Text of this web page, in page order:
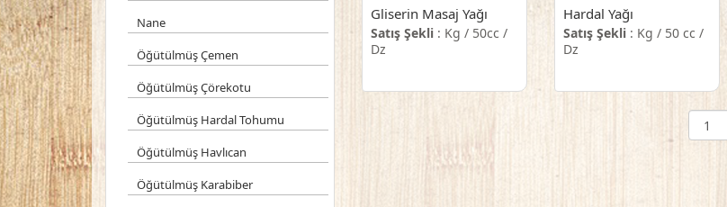
Nane
Öğütülmüş Çemen
Öğütülmüş Çörekotu
Öğütülmüş Hardal Tohumu
Öğütülmüş Havlıcan
Öğütülmüş Karabiber
Gliserin Masaj Yağı
Satış Şekli : Kg / 50cc /
Dz
Hardal Yağı
Satış Şekli : Kg / 50 cc /
Dz